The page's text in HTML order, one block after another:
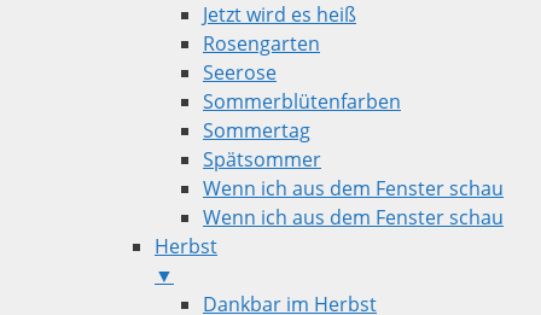
Jetzt wird es heiß
Rosengarten
Seerose
Sommerblütenfarben
Sommertag
Spätsommer
Wenn ich aus dem Fenster schau
Wenn ich aus dem Fenster schau
Herbst
▼
Dankbar im Herbst